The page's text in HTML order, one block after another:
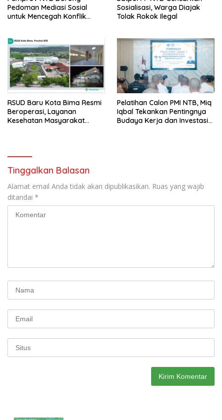
Pedoman Mediasi Sosial
untuk Mencegah Konflik
Sosialisasi, Warga Diajak
Tolak Rokok Ilegal
RSUD Baru Kota Bima Resmi
Beroperasi, Layanan
Kesehatan Masyarakat
Pelatihan Calon PMI NTB, Miq
Iqbal Tekankan Pentingnya
Budaya Kerja dan Investasi
Tinggalkan Balasan
Alamat email Anda tidak akan dipublikasikan. Ruas yang wajib
ditandai *